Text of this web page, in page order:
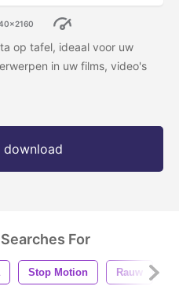
op tafel, ideaal voor uw
in uw films, video's
download
For
Stop Motion Rauw